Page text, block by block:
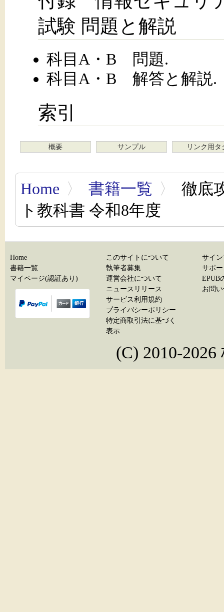
試験 問題と解説
科目A・B 問題.
科目A・B 解答と解説.
索引
概要 サンプル リンク用タ
Home 〉 書籍一覧 〉
徹底
ト教科書 令和8年度
Home
書籍一覧
マイページ(認証あり)
このサイトについて
執筆者募集
運営会社について
ニュースリリース
サービス利用規約
プライバシーポリシー
特定商取引法に基づく
表示
サイ
サポ
EPUB
お問
(C) 2010-